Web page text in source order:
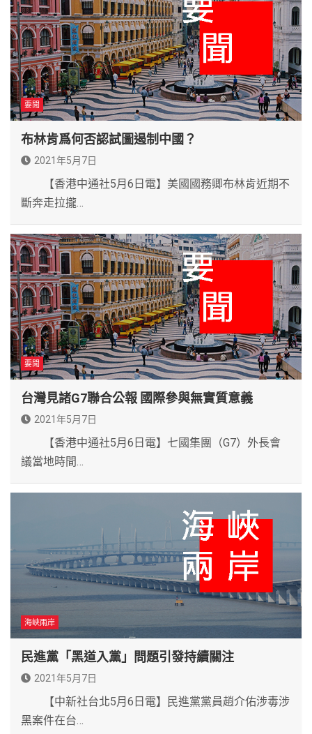
要聞
布林肯爲何否認試圖遏制中國？
2021年5月7日
【香港中通社5月6日電】美國國務卿布林肯近期不
斷奔走拉攏…
要聞
台灣見諸G7聯合公報 國際參與無實質意義
2021年5月7日
【香港中通社5月6日電】七國集團（G7）外長會
議當地時間…
海峽兩岸
民進黨「黑道入黨」問題引發持續關注
2021年5月7日
【中新社台北5月6日電】民進黨黨員趙介佑涉毒涉
黑案件在台…